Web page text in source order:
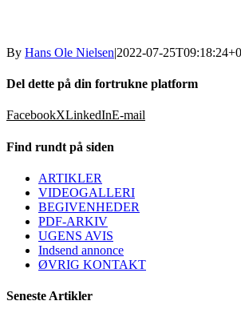
By Hans Ole Nielsen|2022-07-
Del dette på din fortrukne platform
FacebookXLinkedInE-mail
Find rundt på siden
ARTIKLER
VIDEOGALLERI
BEGIVENHEDER
PDF-ARKIV
UGENS AVIS
Indsend annonce
ØVRIG KONTAKT
Seneste Artikler